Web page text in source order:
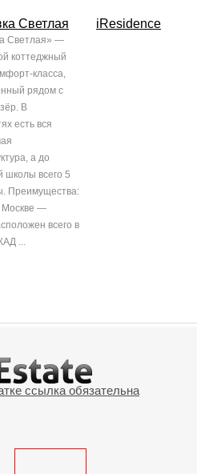
Светлая
Светлая» —
коттеджный
класса,
рядом с
В
есть вся
а до
школы всего 5
Преимущества:
Москве —
всего в
...
iResidence
ссылка обязательна